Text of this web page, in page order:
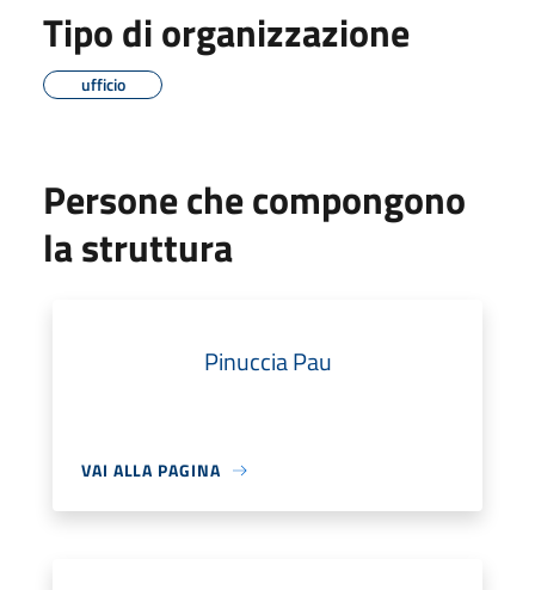
Tipo di organizzazione
ufficio
Persone che compongono
la struttura
Pinuccia Pau
VAI ALLA PAGINA